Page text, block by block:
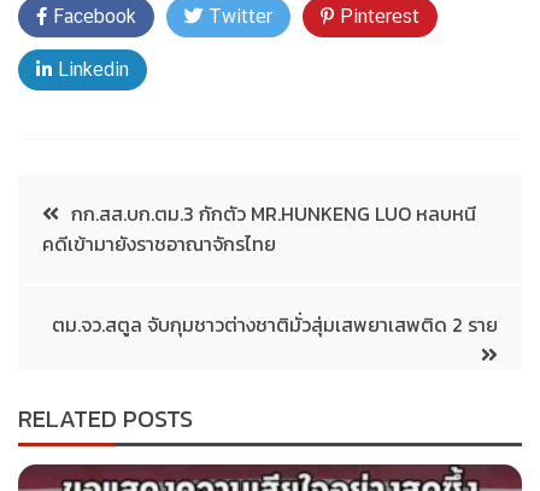
Facebook Twitter Pinterest
Linkedin
กก.สส.บก.ตม.3 กักตัว MR.HUNKENG LUO หลบหนี
คดีเข้ามายังราชอาณาจักรไทย
ตม.จว.สตูล จับกุมชาวต่างชาติมั่วสุ่มเสพยาเสพติด 2 ราย
RELATED POSTS